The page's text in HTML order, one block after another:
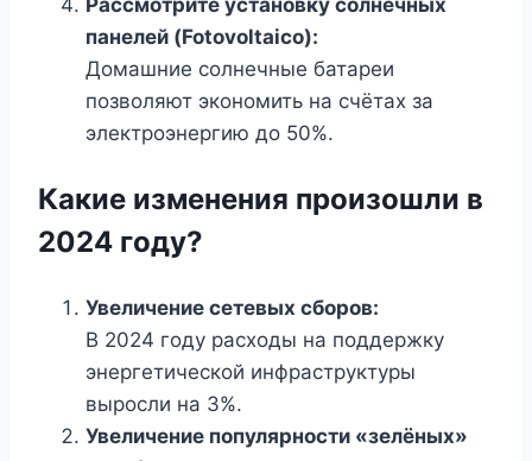
панелей (Fotovoltaico):
Домашние солнечные батареи
позволяют экономить на счётах за
электроэнергию до 50%.
Какие изменения произошли в
2024 году?
Увеличение сетевых сборов:
В 2024 году расходы на поддержку
энергетической инфраструктуры
выросли на 3%.
Увеличение популярности «зелёных»